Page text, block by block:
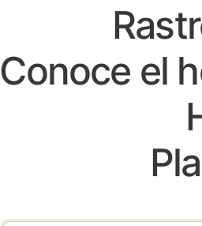
Conoce el